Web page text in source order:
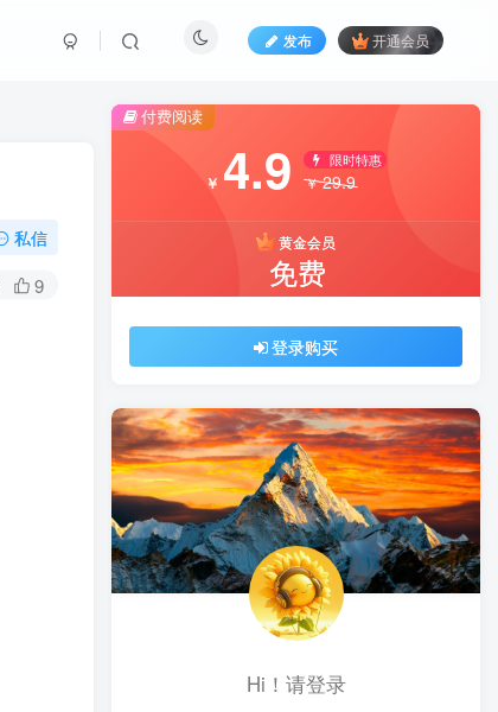
发布 开通会员
私信
9
付费阅读
￥ 4.9 限时特惠
￥29.9
黄金会员
免费
登录购买
Hi！请登录